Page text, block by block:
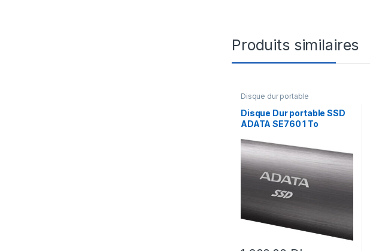
Produits similaires
Disque dur portable
Disque Dur portable SSD
ADATA SE760 1 To